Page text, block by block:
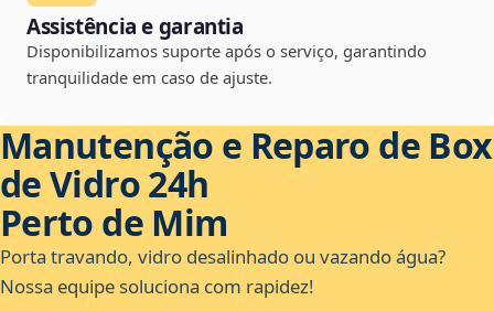
Assistência e garantia
Disponibilizamos suporte após o serviço, garantindo
tranquilidade em caso de ajuste.
Manutenção e Reparo de Box
de Vidro 24h
Perto de Mim
Porta travando, vidro desalinhado ou vazando água?
Nossa equipe soluciona com rapidez!